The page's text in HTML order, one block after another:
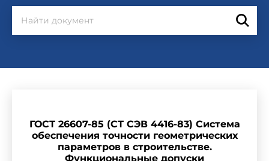
ГОСТ 26607-85 (СТ СЭВ 4416-83) Система
обеспечения точности геометрических
параметров в строительстве.
Функциональные допуски